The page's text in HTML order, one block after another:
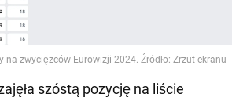
Video
szóstą pozycję na liście